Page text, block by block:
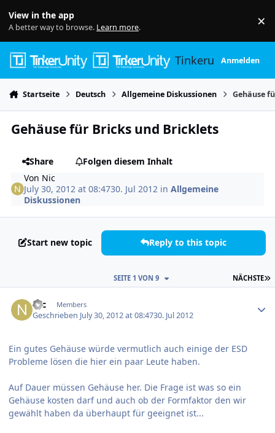
View in the app
A better way to browse. Learn more. ×
TinkerunityAnmelden
Startseite Deutsch Allgemeine Diskussionen Gehäuse
Gehäuse für Bricks und Bricklets
Share
Folgen diesem Inhalt
Von Nic
July 30, 2012 at 08:4730. Jul 2012 inAllgemeine
Diskussionen
Start new topic Reply to this topic
NÄCHSTE
SEITE 1 VON 9
Nic Members
Geschrieben July 30, 2012 at 08:4730. Jul 2012
Ein gutes Gehäuse würde vermutlich auch einige der ESD
Probleme lösen die hier ein paar Leute haben.
Auf Dauer müssen Gehäuse her. Die Frage ist was so ein
Gehäuse kosten darf und auch ob der Formfaktor den wir
gewählt haben da überhaupt für geeignet ist...